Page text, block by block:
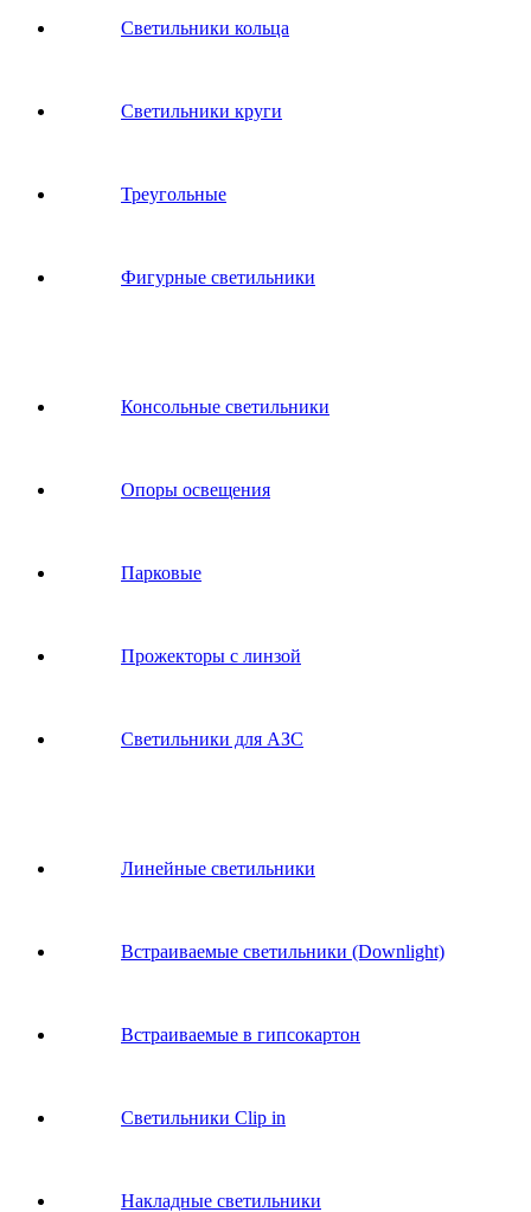
Светильники кольца
Светильники круги
Треугольные
Фигурные светильники
Консольные светильники
Опоры освещения
Парковые
Прожекторы с линзой
Светильники для АЗС
Линейные светильники
Встраиваемые светильники (Downlight)
Встраиваемые в гипсокартон
Светильники Clip in
Накладные светильники